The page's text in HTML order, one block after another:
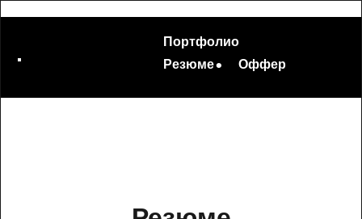
Портфолио
Резюме
Оффер